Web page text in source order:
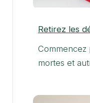
Retirez les
mortes et